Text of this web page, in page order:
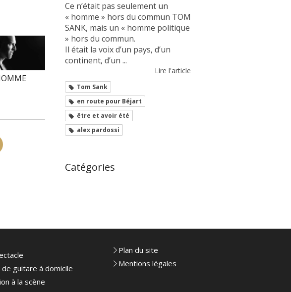
Ce n’était pas seulement un
« homme » hors du commun TOM
SANK, mais un « homme politique
» hors du commun.
Il était la voix d’un pays, d’un
continent, d’un ...
Lire l'article
Tom Sank
en route pour Béjart
être et avoir été
alex pardossi
Catégories
de guitare à domicile
à la scène
Plan du site
Mentions légales